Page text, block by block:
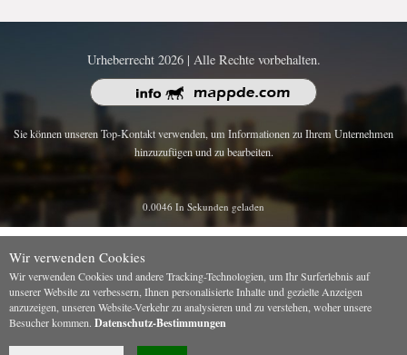
Urheberrecht 2026 | Alle Rechte vorbehalten.
Sie können unseren Top-Kontakt verwenden, um Informationen zu Ihrem Unternehmen
hinzuzufügen und zu bearbeiten.
0.0046 In Sekunden geladen
Wir verwenden Cookies
Wir verwenden Cookies und andere Tracking-Technologien, um Ihr Surferlebnis auf
unserer Website zu verbessern, Ihnen personalisierte Inhalte und gezielte Anzeigen
anzuzeigen, unseren Website-Verkehr zu analysieren und zu verstehen, woher unsere
Besucher kommen. Datenschutz-Bestimmungen